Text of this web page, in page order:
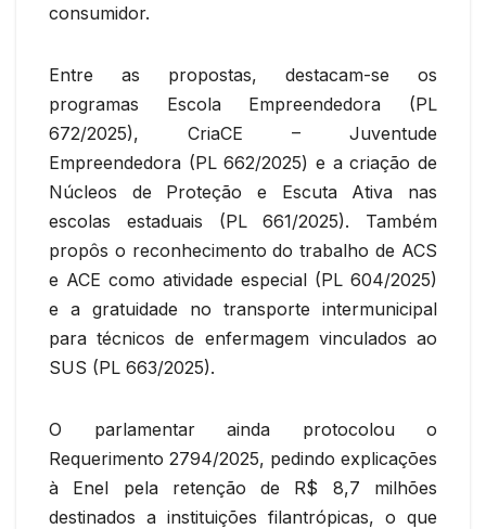
consumidor.
Entre as propostas, destacam-se os
programas Escola Empreendedora (PL
672/2025), CriaCE – Juventude
Empreendedora (PL 662/2025) e a criação de
Núcleos de Proteção e Escuta Ativa nas
escolas estaduais (PL 661/2025). Também
propôs o reconhecimento do trabalho de ACS
e ACE como atividade especial (PL 604/2025)
e a gratuidade no transporte intermunicipal
para técnicos de enfermagem vinculados ao
SUS (PL 663/2025).
O parlamentar ainda protocolou o
Requerimento 2794/2025, pedindo explicações
à Enel pela retenção de R$ 8,7 milhões
destinados a instituições filantrópicas, o que